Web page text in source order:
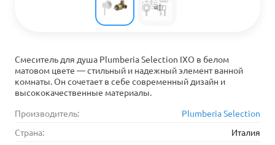
Смеситель для душа Plumberia Selection IXO в белом
матовом цвете — стильный и надежный элемент ванной
комнаты. Он сочетает в себе современный дизайн и
высококачественные материалы.
Производитель:
Plumberia Selection
Страна:
Италия